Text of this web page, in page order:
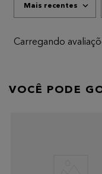
Mais recentes
Carregando
VOCÊ PODE